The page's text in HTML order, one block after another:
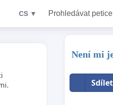
CS ▼ Prohledávat petice
Není mi